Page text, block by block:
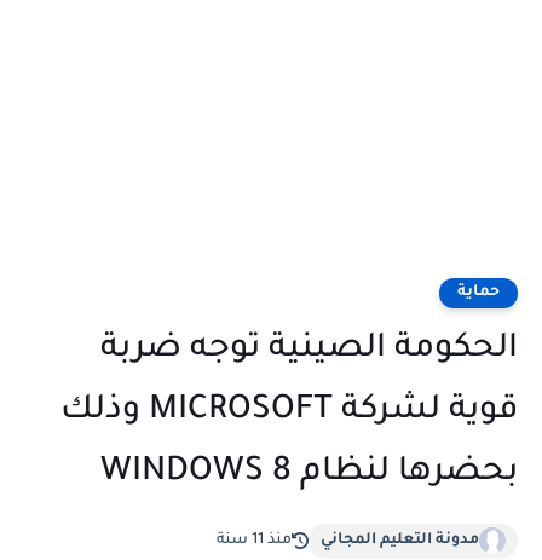
حماية
الحكومة الصينية توجه ضربة
قوية لشركة MICROSOFT وذلك
بحضرها لنظام WINDOWS 8
مدونة التعليم المجاني منذ 11 سنة